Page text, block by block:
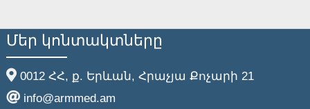
Մեր կոնտակտները
0012 ՀՀ, ք. Երևան, Հրաչյա Քոչարի 21
info@armmed.am